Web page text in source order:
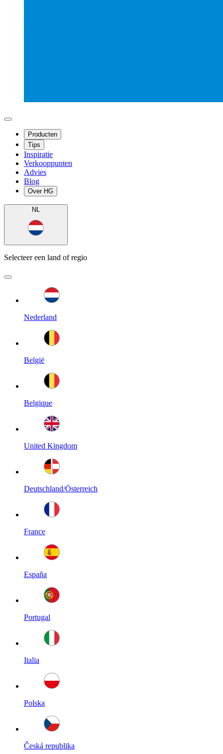
Producten
Tips
Inspiratie
Verkooppunten
Advies
Blog
Over HG
NL
Selecteer een land of regio
Nederland
België
Belgique
United Kingdom
Deutschland/Österreich
France
España
Portugal
Italia
Polska
Česká republika